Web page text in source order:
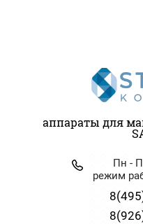
аппараты для
Пн -
режим